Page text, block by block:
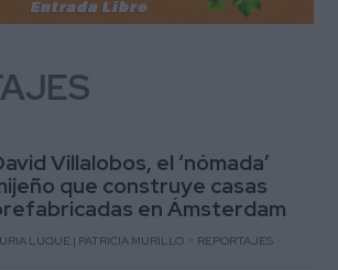
Villalobos, el ‘nómada’
que construye casas
en Ámsterdam
LUQUE | PATRICIA MURILLO REPORTAJES